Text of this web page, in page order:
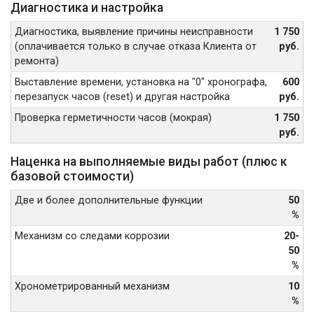
Диагностика и настройка
Диагностика, выявление причины неисправности
(оплачивается только в случае отказа Клиента от
ремонта)
1 750
руб.
Выставление времени, установка на "0" хронографа,
перезапуск часов (reset) и другая настройка
600
руб.
Проверка герметичности часов (мокрая)
1 750
руб.
Наценка на выполняемые виды работ (плюс к
базовой стоимости)
Две и более дополнительные функции
50
%
Механизм со следами коррозии
20-
50
%
Хронометрированный механизм
10
%